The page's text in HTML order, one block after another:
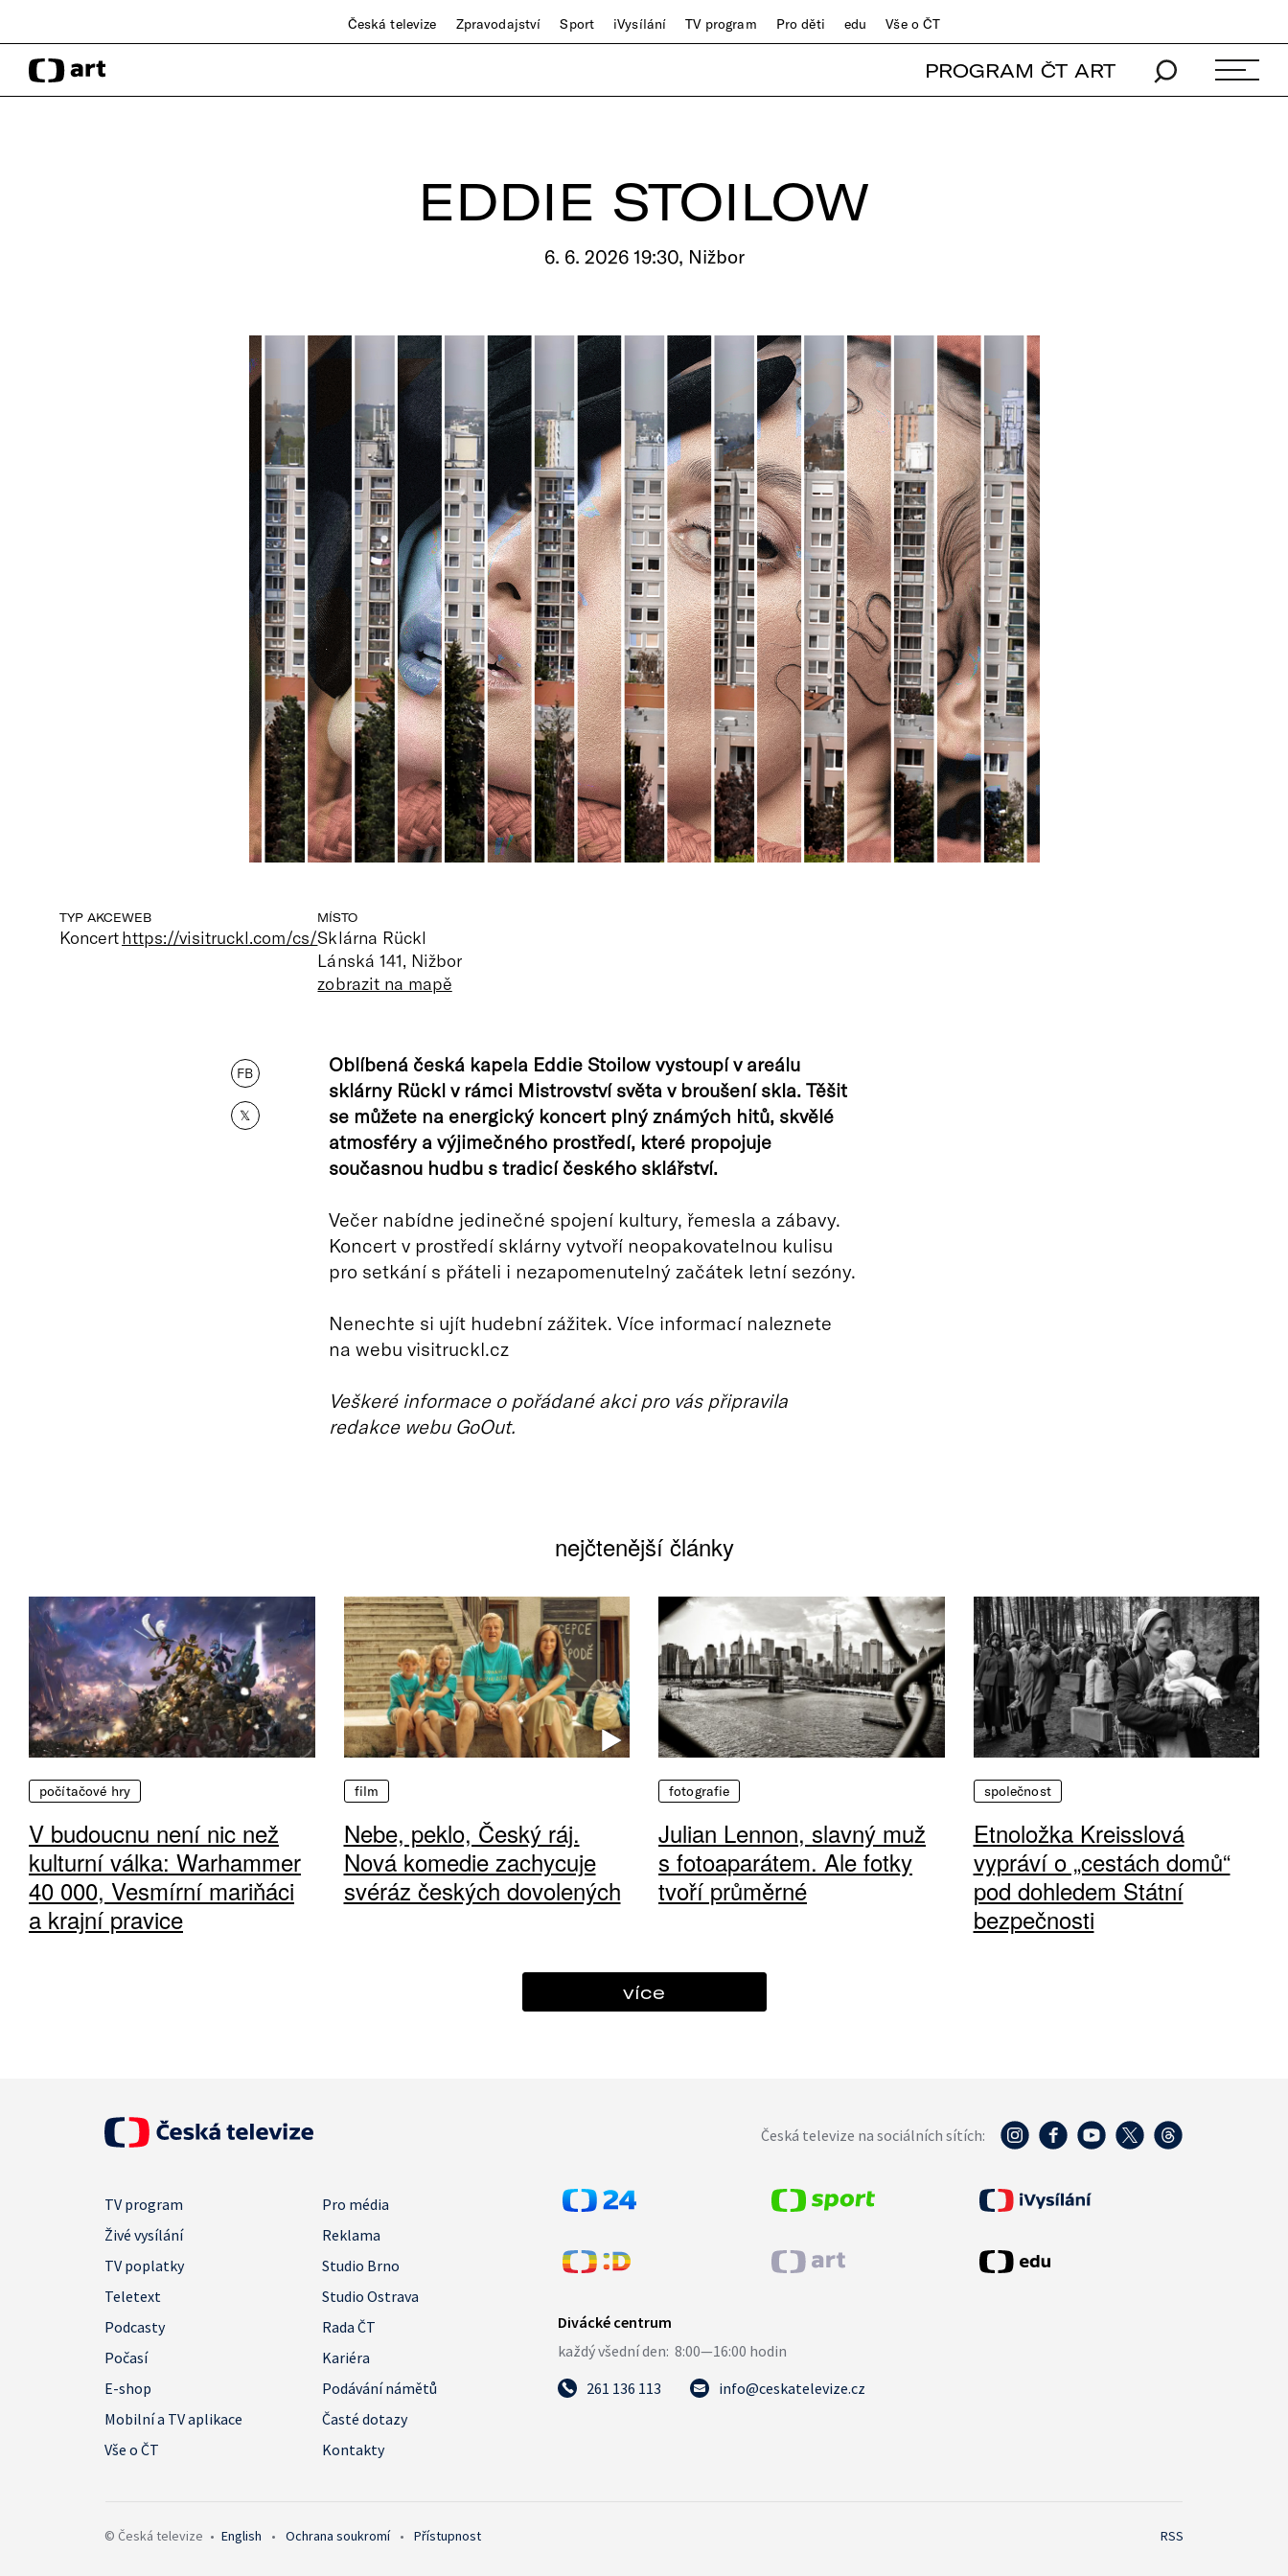
Česká televize Zpravodajství Sport iVysílání TV program Pro děti edu Vše o ČT
PROGRAM ČT ART
EDDIE STOILOW
6. 6. 2026 19:30, Nižbor
TYP AKCE
Koncert
WEB
https://visitruckl.com/cs/
MÍSTO
Sklárna Rückl
Lánská 141, Nižbor
zobrazit na mapě
FB
𝕏
Oblíbená česká kapela Eddie Stoilow vystoupí v areálu
sklárny Rückl v rámci Mistrovství světa v broušení skla. Těšit
se můžete na energický koncert plný známých hitů, skvělé
atmosféry a výjimečného prostředí, které propojuje
současnou hudbu s tradicí českého sklářství.
Večer nabídne jedinečné spojení kultury, řemesla a zábavy.
Koncert v prostředí sklárny vytvoří neopakovatelnou kulisu
pro setkání s přáteli i nezapomenutelný začátek letní sezóny.
Nenechte si ujít hudební zážitek. Více informací naleznete
na webu visitruckl.cz
Veškeré informace o pořádané akci pro vás připravila
redakce webu GoOut.
nejčtenější články
počítačové hry
V budoucnu není nic než
kulturní válka: Warhammer
40 000, Vesmírní mariňáci
a krajní pravice
film
Nebe, peklo, Český ráj.
Nová komedie zachycuje
svéráz českých dovolených
fotografie
Julian Lennon, slavný muž
s fotoaparátem. Ale fotky
tvoří průměrné
společnost
Etnoložka Kreisslová
vypráví o „cestách domů“
pod dohledem Státní
bezpečnosti
více
Česká televize na sociálních sítích:
TV program
Pro média
Živé vysílání
Reklama
TV poplatky
Studio Brno
Teletext
Studio Ostrava
Podcasty
Rada ČT
Počasí
Kariéra
E-shop
Podávání námětů
Mobilní a TV aplikace
Časté dotazy
Vše o ČT
Kontakty
261 136 113 info@ceskatelevize.cz
© Česká televize • English • Ochrana soukromí • Přístupnost RSS